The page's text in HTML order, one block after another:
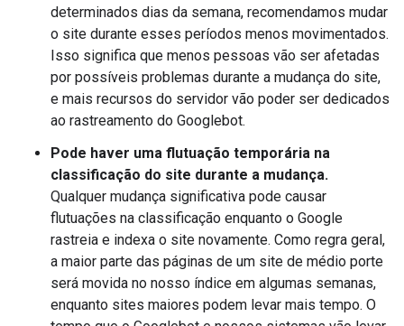
determinados dias da semana, recomendamos mudar
o site durante esses períodos menos movimentados.
Isso significa que menos pessoas vão ser afetadas
por possíveis problemas durante a mudança do site,
e mais recursos do servidor vão poder ser dedicados
ao rastreamento do Googlebot.
Pode haver uma flutuação temporária na
classificação do site durante a mudança.
Qualquer mudança significativa pode causar
flutuações na classificação enquanto o Google
rastreia e indexa o site novamente. Como regra geral,
a maior parte das páginas de um site de médio porte
será movida no nosso índice em algumas semanas,
enquanto sites maiores podem levar mais tempo. O